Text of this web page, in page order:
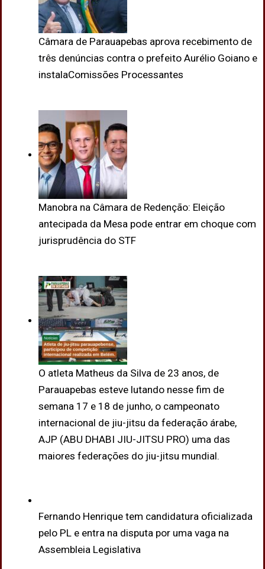
Câmara de Parauapebas aprova recebimento de
três denúncias contra o prefeito Aurélio Goiano e
instalaComissões Processantes
Manobra na Câmara de Redenção: Eleição
antecipada da Mesa pode entrar em choque com
jurisprudência do STF
O atleta Matheus da Silva de 23 anos, de
Parauapebas esteve lutando nesse fim de
semana 17 e 18 de junho, o campeonato
internacional de jiu-jitsu da federação árabe,
AJP (ABU DHABI JIU-JITSU PRO) uma das
maiores federações do jiu-jitsu mundial.
Fernando Henrique tem candidatura oficializada
pelo PL e entra na disputa por uma vaga na
Assembleia Legislativa